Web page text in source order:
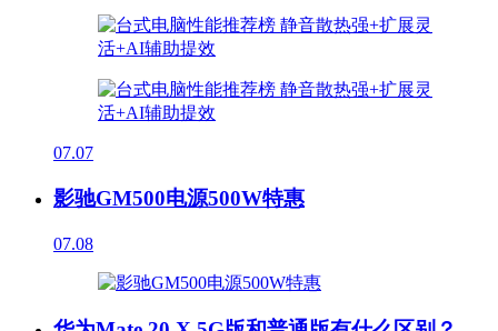
07.07
影驰GM500电源500W特惠
07.08